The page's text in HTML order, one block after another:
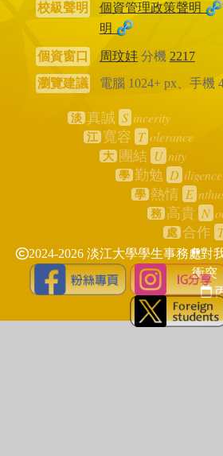
校級聲明
個資管理政策聲明
明
個資窗口 周玟妦分機 2217
瀏覽建議
電腦 1024+ px、手機
淡 真誠 S incerity
江 寬容 T olerance
大 團結 U nity
學 勤勉 D iligence
學 熱情 E
務 高貴 N
處 合作
2024-2026 淡江大學學生事務處對
衝突